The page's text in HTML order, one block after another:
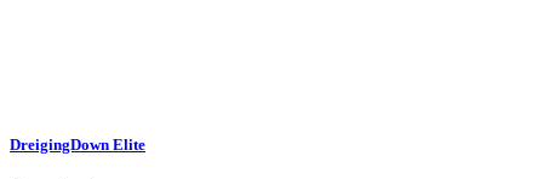
DreigingDown Elite